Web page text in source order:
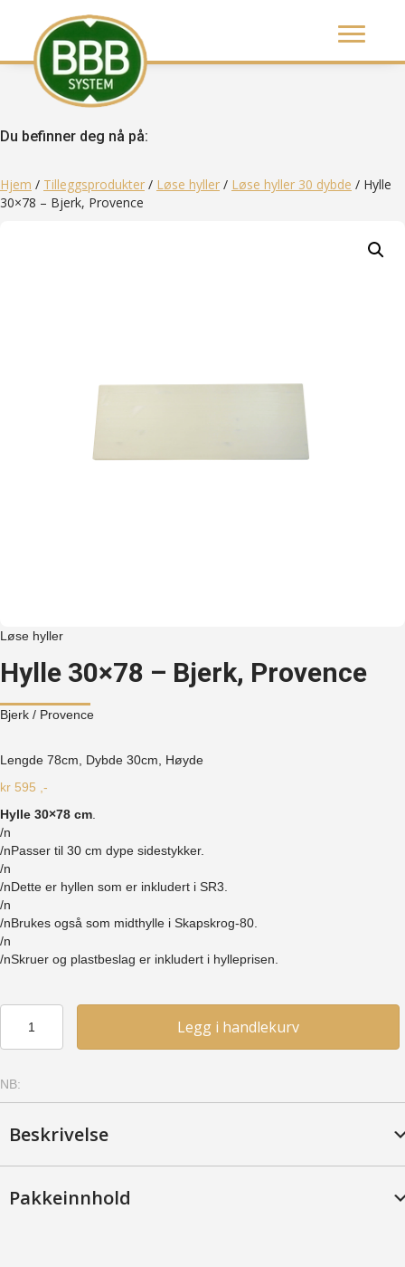
Du befinner deg nå på:
Hjem / Tilleggsprodukter / Løse hyller / Løse hyller 30 dybde / Hylle
30×78 – Bjerk, Provence
Løse hyller
Hylle 30×78 – Bjerk, Provence
Bjerk / Provence
Lengde 78cm, Dybde 30cm, Høyde
kr 595 ,-
Hylle 30×78 cm
/n
/nPasser til 30 cm dype sidestykker.
/n
/nDette er hyllen som er inkludert i SR3.
/n
/nBrukes også som midthylle i Skapskrog-80.
/n
/nSkruer og plastbeslag er inkludert i hylleprisen.
30x78
-
Provence
antall
Legg i handlekurv
NB:
Beskrivelse
Pakkeinnhold